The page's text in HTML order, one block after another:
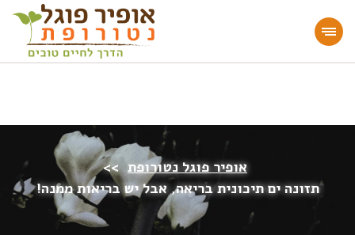
מעוניינים להעמיק או להתחיל דרך חיים בריאה?
הצטרפו לאתר!
אופיר פוגל נטורופת >>
תזונה ים תיכונית בריאה, אבל יש בריאות ממנה!